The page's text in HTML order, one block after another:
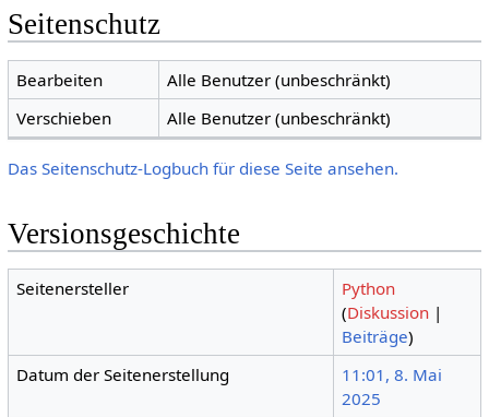
Seitenschutz
Bearbeiten
Alle Benutzer (unbeschränkt)
Verschieben
Alle Benutzer (unbeschränkt)
Das Seitenschutz-Logbuch für diese Seite ansehen.
Versionsgeschichte
Seitenersteller
Python
(Diskussion |
Beiträge)
Datum der Seitenerstellung
11:01, 8. Mai
2025